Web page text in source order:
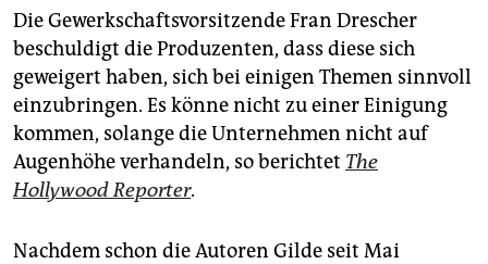
Die Gewerkschaftsvorsitzende Fran Drescher
beschuldigt die Produzenten, dass diese sich
geweigert haben, sich bei einigen Themen sinnvoll
einzubringen. Es könne nicht zu einer Einigung
kommen, solange die Unternehmen nicht auf
Augenhöhe verhandeln, so berichtet The
Hollywood Reporter.
Nachdem schon die Autoren Gilde seit Mai